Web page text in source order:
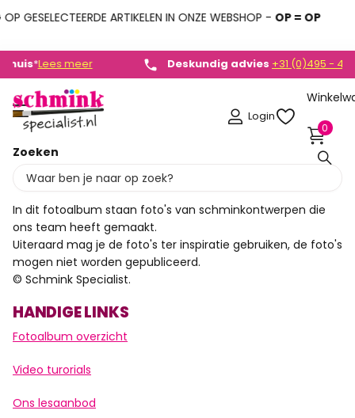
GESELECTEERDE ARTIKELEN IN ONZE WEBSHOP - OP = OP
Deskundig advies+31 (0)495 - 450 882Lees meer
Deskundig advies+31 (0)495 - 450 882
Zoeken
Login
0
Homepage
DIVERSE SCHMINK VOORBEELDEN
In dit fotoalbum staan foto's van schminkontwerpen die
ons team heeft gemaakt.
Uiteraard mag je de foto's ter inspiratie gebruiken, de foto's
mogen niet worden gepubliceerd.
© Schmink Specialist.
HANDIGE LINKS
Fotoalbum overzicht
Video turorials
Ons lesaanbod